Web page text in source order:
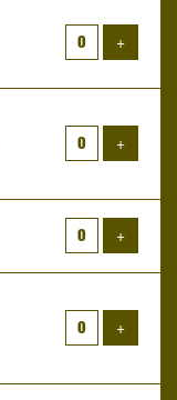
+Voeg
+Voeg
+Voeg
+Voeg